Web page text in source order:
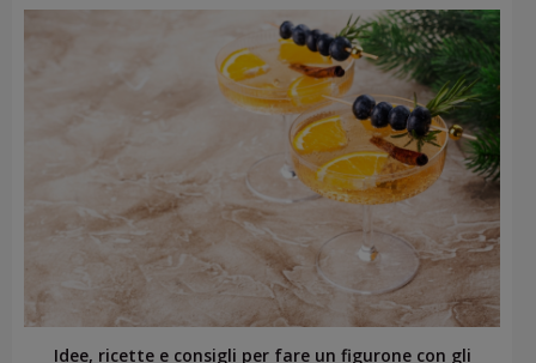
Idee, ricette e consigli per fare un figurone con gli